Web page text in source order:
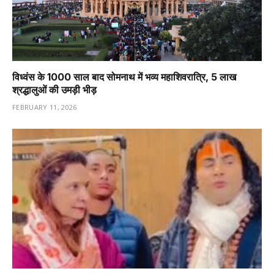
विध्वंस के 1000 साल बाद सोमनाथ में भव्य महाशिवरात्रि, 5 लाख
श्रद्धालुओं की उमड़ी भीड़
FEBRUARY 11, 2026